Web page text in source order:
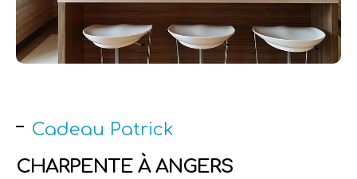
Cadeau Patrick
CHARPENTE À ANGERS